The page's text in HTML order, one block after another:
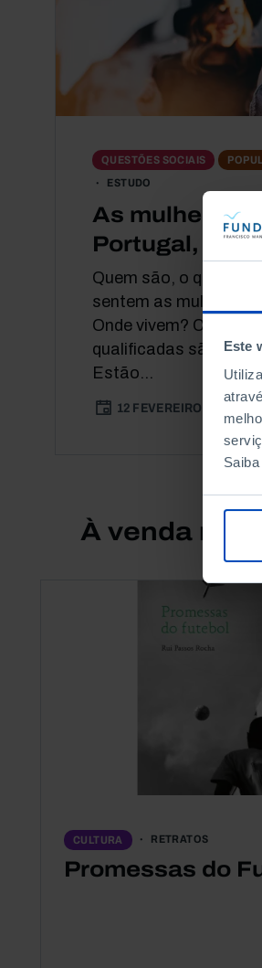
Este
QUESTÕES SOCIAIS
ESTUDO
As mulheres
Portugal, hoje
Quem são, o que
sentem as mulheres
Onde vivem? Com
qualificadas são? Em
Estão...
12 FEVEREIRO 2019
À venda na
CULTURA RETRATOS
Promessas do